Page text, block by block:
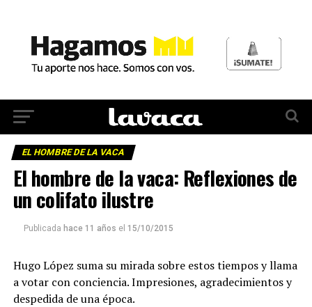
EL HOMBRE DE LA VACA
El hombre de la vaca: Reflexiones de
un colifato ilustre
Publicada hace 11 años el 15/10/2015
Hugo López suma su mirada sobre estos tiempos y llama
a votar con conciencia. Impresiones, agradecimientos y
despedida de una época.